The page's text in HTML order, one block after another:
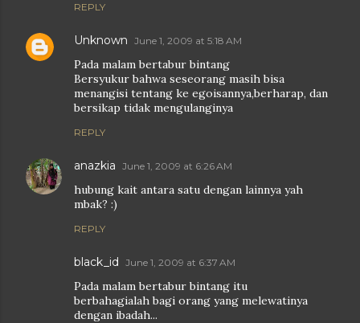
REPLY
Unknown June 1, 2009 at 5:18 AM
Pada malam bertabur bintang
Bersyukur bahwa seseorang masih bisa
menangisi tentang ke egoisannya,berharap, dan
bersikap tidak mengulanginya
REPLY
anazkia June 1, 2009 at 6:26 AM
hubung kait antara satu dengan lainnya yah
mbak? :)
REPLY
black_id June 1, 2009 at 6:37 AM
Pada malam bertabur bintang itu
berbahagialah bagi orang yang melewatinya
dengan ibadah...